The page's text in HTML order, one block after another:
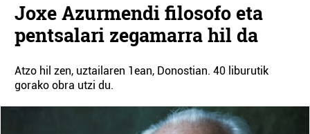
Joxe Azurmendi filosofo eta
pentsalari zegamarra hil da
Atzo hil zen, uztailaren 1ean, Donostian. 40 liburutik
gorako obra utzi du.